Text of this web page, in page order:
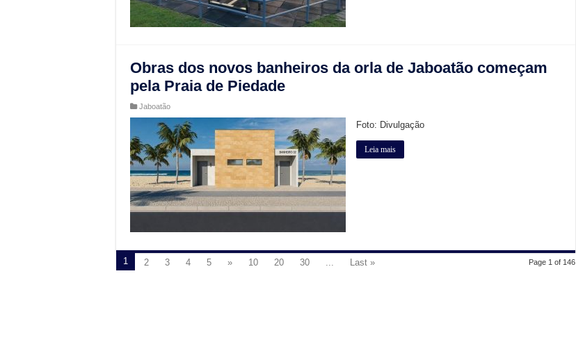
Obras dos novos banheiros da orla de Jaboatão começam
pela Praia de Piedade
Jaboatão
Foto: Divulgação
Leia mais
Page 1 of 146
1 2 3 4 5 » 10 20 30 ... Last »